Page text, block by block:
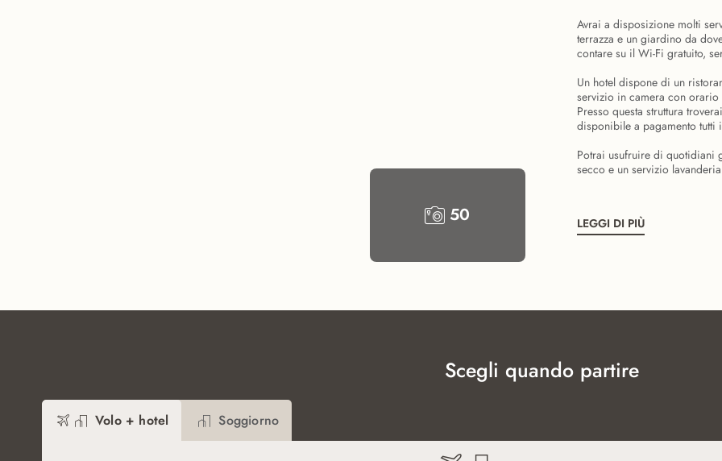
50
Avrai a disposizione molti
terrazza e un giardino da
contare su il Wi-Fi gratuito,
Un hotel dispone di un
servizio in camera con
Presso questa struttura
disponibile a pagamento
Potrai usufruire di quotidiani
secco e un servizio
LEGGI DI PIÙ
Scegli quando partire
Volo + hotel Soggiorno